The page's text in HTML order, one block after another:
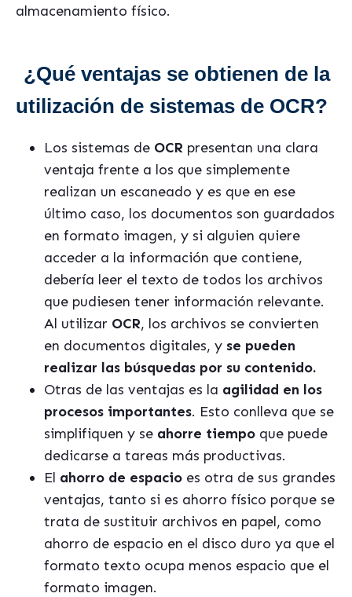
almacenamiento físico.
¿Qué ventajas se obtienen de la
utilización de sistemas de OCR?
Los sistemas de OCR presentan una clara
ventaja frente a los que simplemente
realizan un escaneado y es que en ese
último caso, los documentos son guardados
en formato imagen, y si alguien quiere
acceder a la información que contiene,
debería leer el texto de todos los archivos
que pudiesen tener información relevante.
Al utilizar OCR, los archivos se convierten
en documentos digitales, y se pueden
realizar las búsquedas por su contenido.
Otras de las ventajas es la agilidad en los
procesos importantes. Esto conlleva que se
simplifiquen y se ahorre tiempo que puede
dedicarse a tareas más productivas.
El ahorro de espacio es otra de sus grandes
ventajas, tanto si es ahorro físico porque se
trata de sustituir archivos en papel, como
ahorro de espacio en el disco duro ya que el
formato texto ocupa menos espacio que el
formato imagen.